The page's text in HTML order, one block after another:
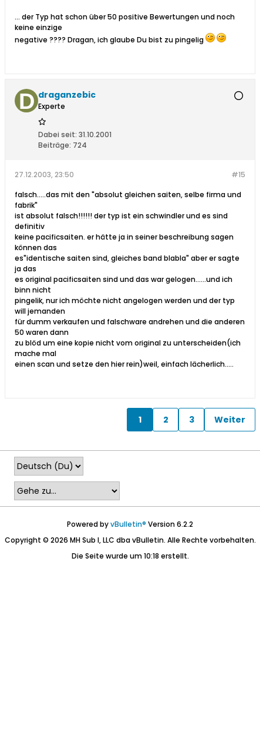
... der Typ hat schon über 50 positive Bewertungen und noch
keine einzige
negative ???? Dragan, ich glaube Du bist zu pingelig
draganzebic
Experte
Dabei seit: 31.10.2001
Beiträge: 724
#15
27.12.2003, 23:50
falsch.....das mit den "absolut gleichen saiten, selbe firma und
fabrik"
ist absolut falsch!!!!!! der typ ist ein schwindler und es sind
definitiv
keine pacificsaiten. er hätte ja in seiner beschreibung sagen
können das
es"identische saiten sind, gleiches band blabla" aber er sagte
ja das
es original pacificsaiten sind und das war gelogen......und ich
binn nicht
pingelik, nur ich möchte nicht angelogen werden und der typ
will jemanden
für dumm verkaufen und falschware andrehen und die anderen
50 waren dann
zu blöd um eine kopie nicht vom original zu unterscheiden(ich
mache mal
einen scan und setze den hier rein)weil, einfach lächerlich.....
1 2 3 Weiter
Powered byvBulletin® Version 6.2.2
Copyright © 2026 MH Sub I, LLC dba vBulletin. Alle Rechte vorbehalten.
Die Seite wurde um 10:18 erstellt.